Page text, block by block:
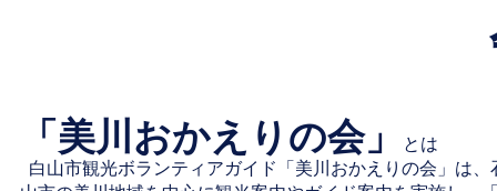
「美川おかえりの会」
とは
白山市観光ボランティアガイド「美川おかえりの会」は、